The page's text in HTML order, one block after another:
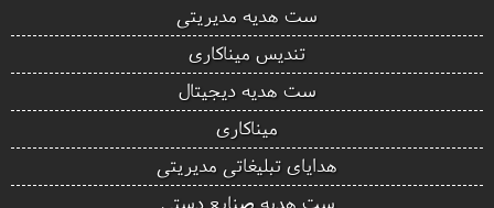
ست هدیه مدیریتی
تندیس میناکاری
ست هدیه دیجیتال
میناکاری
هدایای تبلیغاتی مدیریتی
ست هدیه صنایع دستی